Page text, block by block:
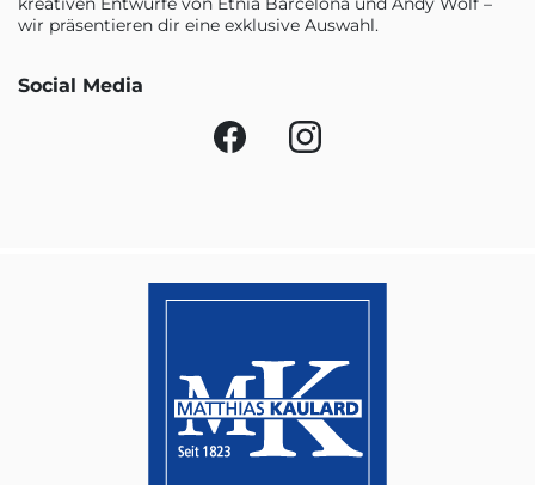
wir präsentieren dir eine exklusive Auswahl.
Social Media